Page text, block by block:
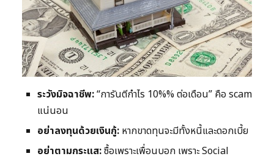
ระวังมิจฉาชีพ:“การันตีกำไร 10%% ต่อเดือน” คือ scam
แน่นอน
อย่าลงทุนด้วยเงินกู้: หากขาดทุนจะมีทั้งหนี้และดอกเบี้ย
อย่าตามกระแส:ซื้อเพราะเพื่อนบอก เพราะ Social